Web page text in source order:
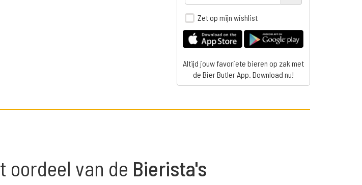
Zet op mijn wishlist
Altijd jouw favoriete bieren op zak met
de Bier Butler App. Download nu!
oordeel van de Bierista's